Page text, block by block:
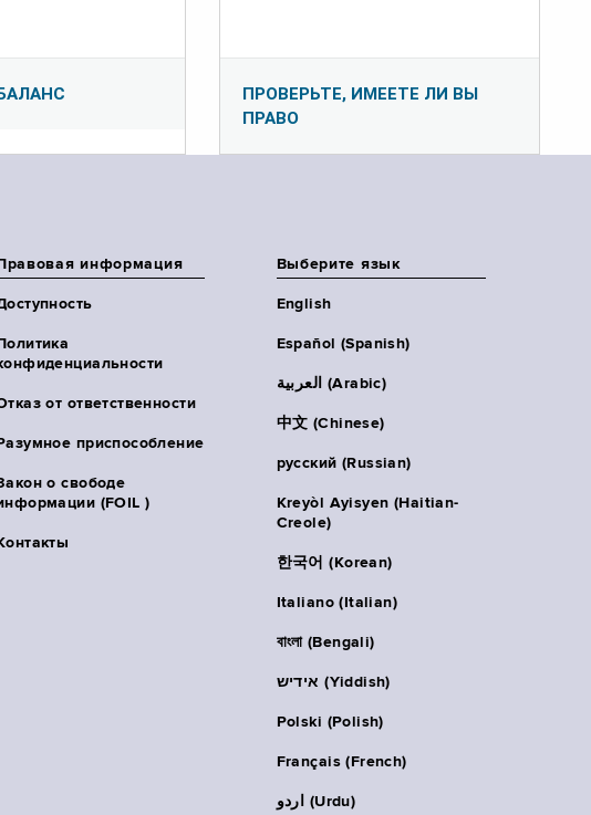
ПРОВЕРЬТЕ, ИМЕЕТЕ ЛИ ВЫ
ПРАВО
Правовая информация
Политика
от ответственности
Разумное приспособление
о свободе
(FOIL )
Контакты
Выберите язык
English
Español (Spanish)
العربية (Arabic)
中文 (Chinese)
русский (Russian)
Kreyòl Ayisyen (Haitian-
Creole)
한국어 (Korean)
Italiano (Italian)
বাংলা (Bengali)
אידיש (Yiddish)
Polski (Polish)
Français (French)
اردو (Urdu)